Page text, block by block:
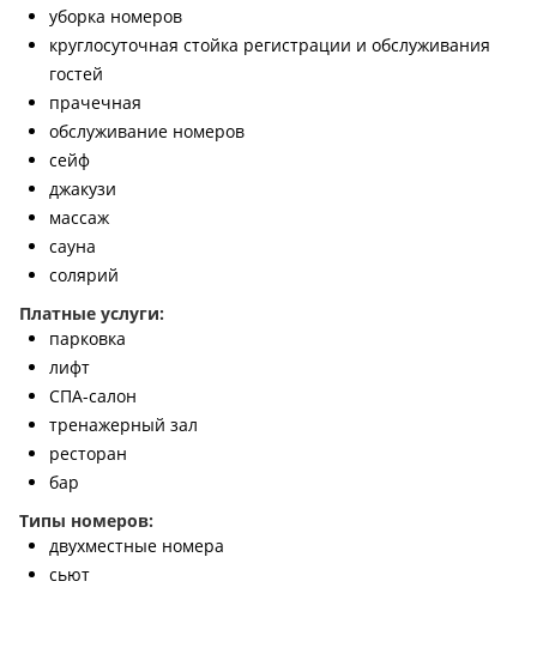
уборка номеров
круглосуточная стойка регистрации и обслуживания
гостей
прачечная
обслуживание номеров
сейф
джакузи
массаж
сауна
солярий
Платные услуги:
парковка
лифт
СПА-салон
тренажерный зал
ресторан
бар
Типы номеров:
двухместные номера
сьют